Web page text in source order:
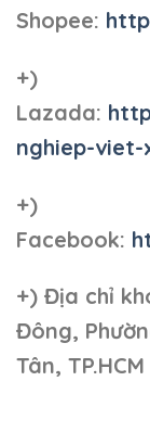
Shopee:
+)
Lazada:
nghiep-
+)
Facebook:
+) Địa chỉ
Đông,
Tân, TP.HCM